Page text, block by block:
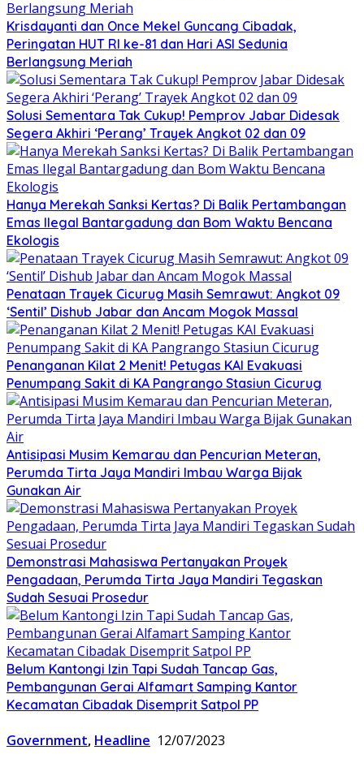
Krisdayanti dan Once Mekel Guncang Cibadak,
Peringatan HUT RI ke-81 dan Hari ASI Sedunia
Berlangsung Meriah
Solusi Sementara Tak Cukup! Pemprov Jabar Didesak
Segera Akhiri ‘Perang’ Trayek Angkot 02 dan 09
Hanya Merekah Sanksi Kertas? Di Balik Pertambangan
Emas Ilegal Bantargadung dan Bom Waktu Bencana
Ekologis
Penataan Trayek Cicurug Masih Semrawut: Angkot 09
‘Sentil’ Dishub Jabar dan Ancam Mogok Massal
Penanganan Kilat 2 Menit! Petugas KAI Evakuasi
Penumpang Sakit di KA Pangrango Stasiun Cicurug
Antisipasi Musim Kemarau dan Pencurian Meteran,
Perumda Tirta Jaya Mandiri Imbau Warga Bijak
Gunakan Air
Demonstrasi Mahasiswa Pertanyakan Proyek
Pengadaan, Perumda Tirta Jaya Mandiri Tegaskan
Sudah Sesuai Prosedur
Belum Kantongi Izin Tapi Sudah Tancap Gas,
Pembangunan Gerai Alfamart Samping Kantor
Kecamatan Cibadak Disemprit Satpol PP
Government, Headline 12/07/2023